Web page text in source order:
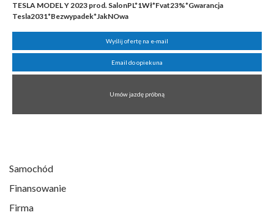
TESLA MODEL Y 2023 prod. SalonPL*1Wł*Fvat23%*Gwarancja
Tesla2031*Bezwypadek*JakNOwa
Wyślij ofertę na e-mail
Email do opiekuna
Umów jazdę próbną
Samochód
Finansowanie
Firma